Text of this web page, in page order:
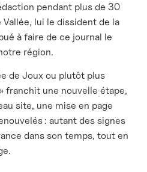
pendant plus de 30
lui le dissident de la
à faire de ce journal le
région.
de Joux ou plutôt plus
franchit une nouvelle étape,
site, une mise en page
: autant des signes
dans son temps, tout en